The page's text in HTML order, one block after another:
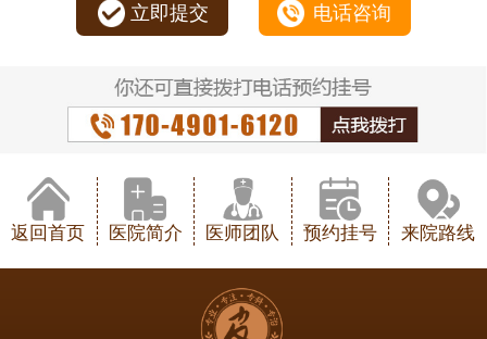
立即提交 电话咨询
返回首页 医院简介 医师团队 预约挂号 来院路线